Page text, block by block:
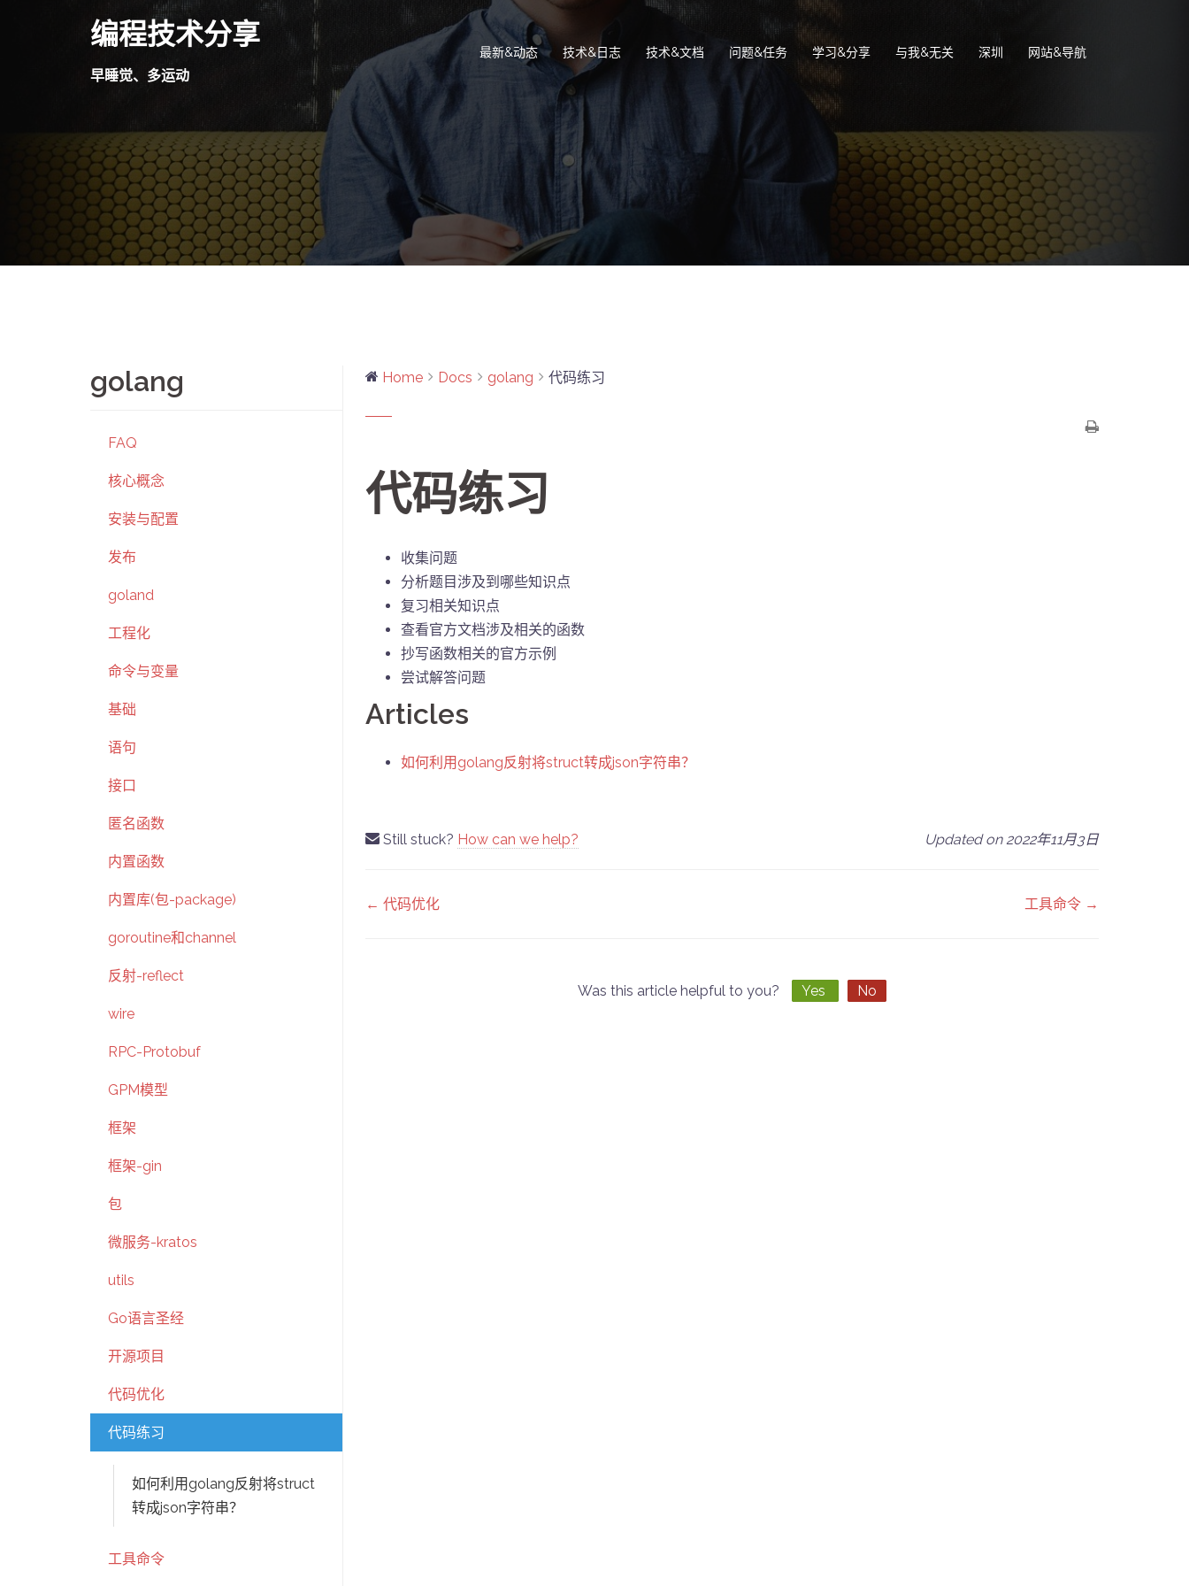
编程技术分享
早睡觉、多运动
最新&动态 技术&日志 技术&文档 问题&任务 学习&分享 与我&无关 深圳 网站&导航
golang
FAQ
核心概念
安装与配置
发布
goland
工程化
命令与变量
基础
语句
接口
匿名函数
内置函数
内置库(包-package)
goroutine和channel
反射-reflect
wire
RPC-Protobuf
GPM模型
框架
框架-gin
包
微服务-kratos
utils
Go语言圣经
开源项目
代码优化
代码练习
如何利用golang反射将struct
转成json字符串？
工具命令
Home Docs golang 代码练习
代码练习
收集问题
分析题目涉及到哪些知识点
复习相关知识点
查看官方文档涉及相关的函数
抄写函数相关的官方示例
尝试解答问题
Articles
如何利用golang反射将struct转成json字符串？
Still stuck? How can we help? Updated on 2022年11月3日
Doc
← 代码优化 工具命令 →
Was this article helpful to you? Yes No